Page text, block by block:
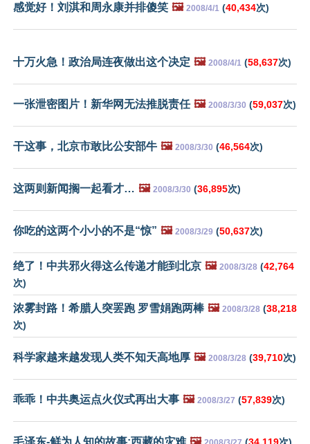
感觉好！刘淇和周永康并排傻笑 🖼️ 2008/4/1 (40,434次)
十万火急！政治局连夜做出这个决定 🖼️ 2008/4/1 (58,637次)
一张泄密图片！新华网无法推脱责任 🖼️ 2008/3/30 (59,037次)
干这事，北京市敢比公安部牛 🖼️ 2008/3/30 (46,564次)
这两则新闻搁一起看才… 🖼️ 2008/3/30 (36,895次)
你吃的这两个小小的不是“惊” 🖼️ 2008/3/29 (50,637次)
绝了！中共邪火得这么传递才能到北京 🖼️ 2008/3/28 (42,764
次)
浓雾封路！希腊人突罢跑 罗雪娟跑两棒 🖼️ 2008/3/28 (38,218
次)
科学家越来越发现人类不知天高地厚 🖼️ 2008/3/28 (39,710次)
乖乖！中共奥运点火仪式再出大事 🖼️ 2008/3/27 (57,839次)
毛泽东-鲜为人知的故事:西藏的灾难 🖼️ (34,119次)